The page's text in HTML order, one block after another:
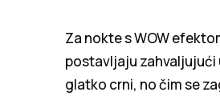
Za nokte s WOW
postavljaju zahvaljujući
glatko crni, no čim se